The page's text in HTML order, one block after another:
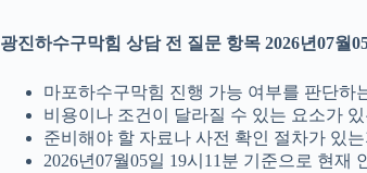
광진하수구막힘 상담 전 질문 항목 2026년07월
마포하수구막힘 진행 가능 여부를 판단하
비용이나 조건이 달라질 수 있는 요소가 있
준비해야 할 자료나 사전 확인 절차가 있는
2026년07월05일 19시11분 기준으로 현재